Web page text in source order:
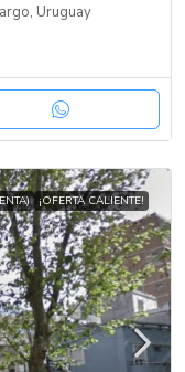
Uruguay
¡OFERTA CALIENTE!